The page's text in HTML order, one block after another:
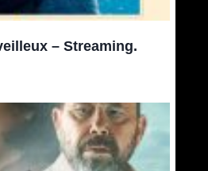
– Streaming.